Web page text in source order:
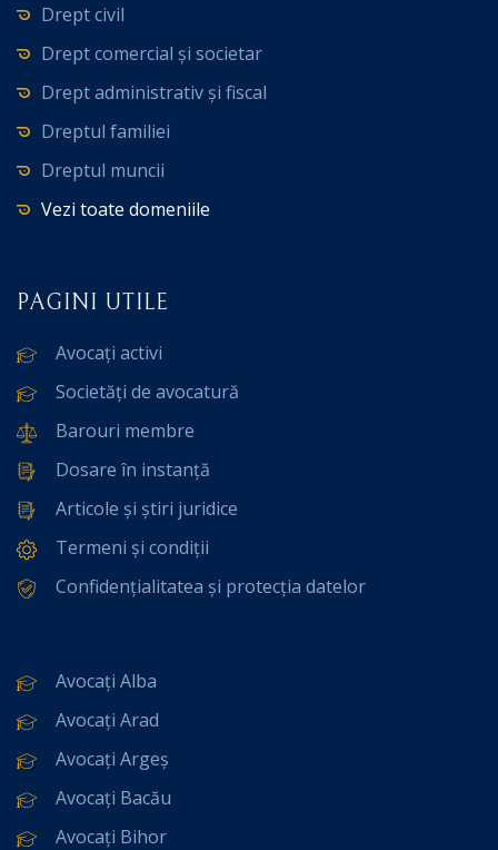
Drept civil
Drept comercial și societar
Drept administrativ și fiscal
Dreptul familiei
Dreptul muncii
Vezi toate domeniile
PAGINI UTILE
Avocați activi
Societăți de avocatură
Barouri membre
Dosare în instanță
Articole și știri juridice
Termeni și condiții
Confidențialitatea și protecția datelor
Avocați Alba
Avocați Arad
Avocați Argeș
Avocați Bacău
Avocați Bihor